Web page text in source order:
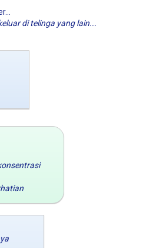
di telinga yang lain...